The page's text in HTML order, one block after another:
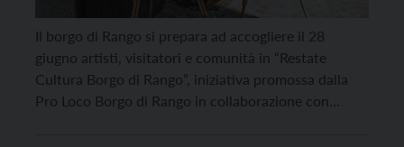
Il borgo di Rango si prepara ad accogliere il 28
giugno artisti, visitatori e comunità in “Restate
Cultura Borgo di Rango”, iniziativa promossa dalla
Pro Loco Borgo di Rango in collaborazione con